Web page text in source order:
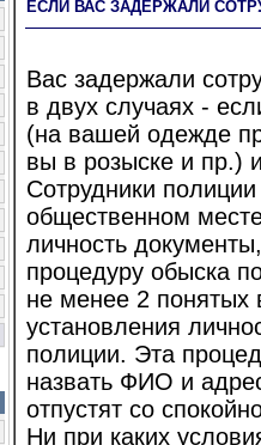
ЕСЛИ ВАС ЗАДЕРЖАЛИ
Вас задержали
в двух случаях -
(на вашей одежде
вы в розыске и пр.)
Сотрудники
общественном
личность
процедуру обыска
не менее 2 понятых
установления
полиции. Эта
назвать ФИО и
отпустят со
Ни при каких